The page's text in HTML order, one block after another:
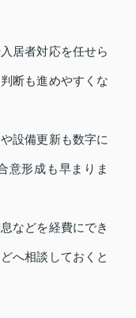
居者対応を任せら
断も進めやすくな
設備更新も数字に
意形成も早まりま
などを経費にでき
へ相談しておくと